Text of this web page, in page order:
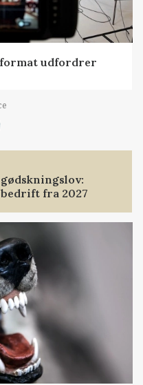
udfordrer
fra 2027